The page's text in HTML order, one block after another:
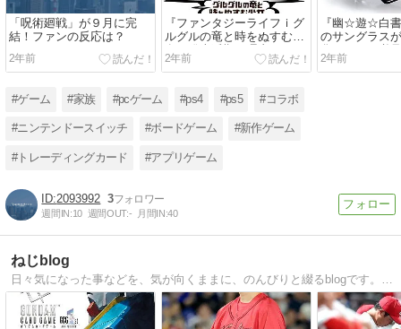
「呪術廻戦」が９月に完
結！ファンの反応は？
2年前
『ファンタジーライフｉグ
ルグルの竜と時をぬすむ少
女』発売延期の理由とは？
２０２４年夏に開催される
2年前
『幽☆遊☆白
のサングラス
化！ファン必
実用性とは？
2年前
#ゲーム #家族 #pcゲーム #ps4 #ps5 #コラボ
#ニンテンドースイッチ #ボードゲーム #新作ゲーム
#トレーディングカード #アプリゲーム
2093992 3
週間IN:10 週間OUT:- 月間IN:40
ねじblog